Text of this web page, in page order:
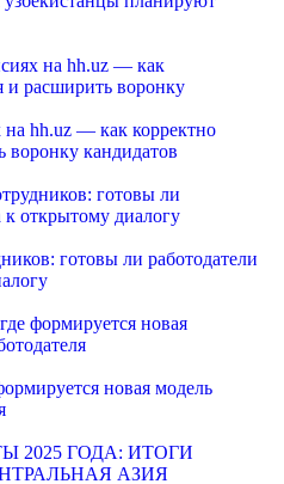
hh.uz — как корректно
воронку кандидатов
готовы ли работодатели
новая модель